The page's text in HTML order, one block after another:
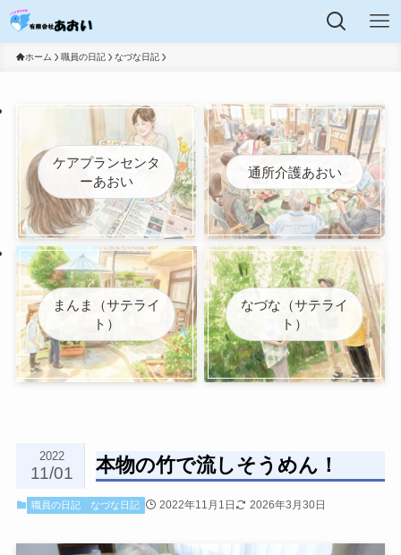
ホーム 職員の日記 なづな日記
ケアプランセンタ
ーあおい
通所介護あおい
まんま（サテライ
ト）
なづな（サテライ
ト）
本物の竹で流しそうめん！
2022
11/01
職員の日記 なづな日記 2022年11月1日 2026年3月30日